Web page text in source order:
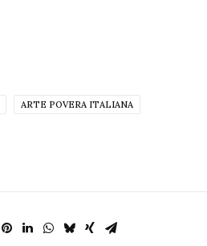
ARTE POVERA ITALIANA